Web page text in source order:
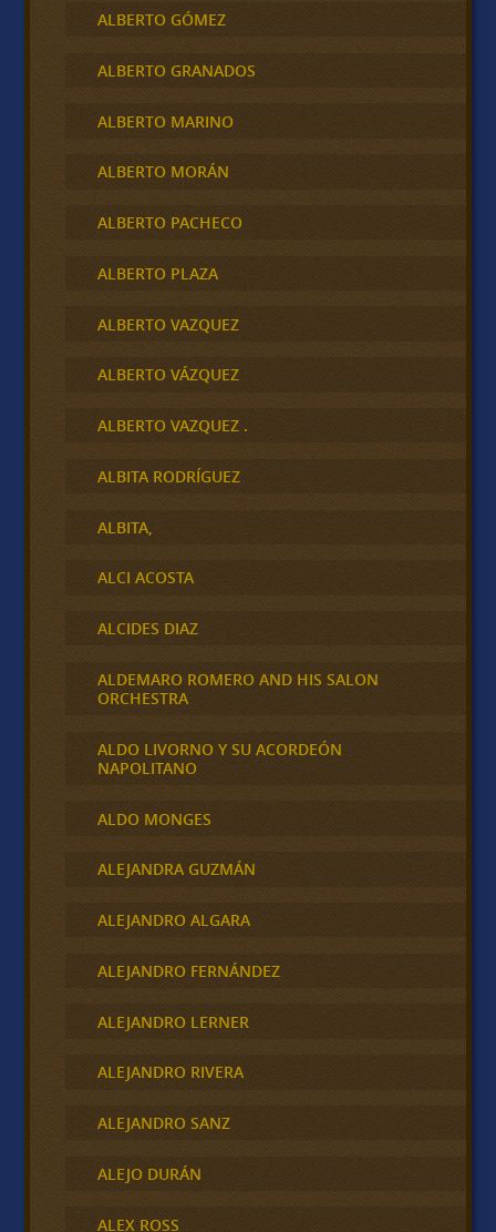
ALBERTO GÓMEZ
ALBERTO GRANADOS
ALBERTO MARINO
ALBERTO MORÁN
ALBERTO PACHECO
ALBERTO PLAZA
ALBERTO VAZQUEZ
ALBERTO VÁZQUEZ
ALBERTO VAZQUEZ .
ALBITA RODRÍGUEZ
ALBITA,
ALCI ACOSTA
ALCIDES DIAZ
ALDEMARO ROMERO AND HIS SALON
ORCHESTRA
ALDO LIVORNO Y SU ACORDEÓN
NAPOLITANO
ALDO MONGES
ALEJANDRA GUZMÁN
ALEJANDRO ALGARA
ALEJANDRO FERNÁNDEZ
ALEJANDRO LERNER
ALEJANDRO RIVERA
ALEJANDRO SANZ
ALEJO DURÁN
ALEX ROSS